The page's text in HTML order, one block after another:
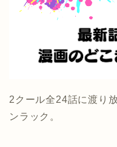
2クール全24話に渡り
ンラック。